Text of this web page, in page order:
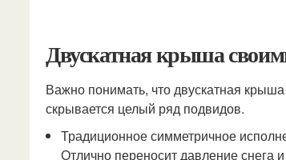
Двускатная крыша
Важно понимать, что двускатная
скрывается целый ряд подвидов.
Традиционное симметричное
Отлично переносит давление снега